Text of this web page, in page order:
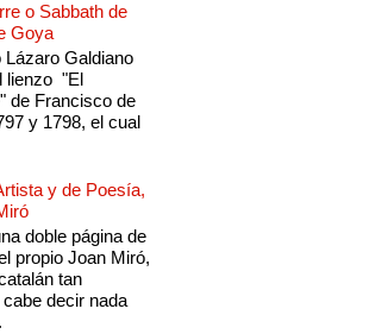
o Sabbath de
Goya
Lázaro Galdiano
lienzo "El
de Francisco de
y 1798, el cual
y de Poesía,
doble página de
propio Joan Miró,
tan
decir nada